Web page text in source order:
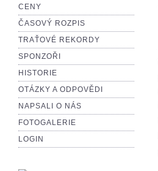
CENY
ČASOVÝ ROZPIS
TRAŤOVÉ REKORDY
SPONZOŘI
HISTORIE
OTÁZKY A ODPOVĚDI
NAPSALI O NÁS
FOTOGALERIE
LOGIN